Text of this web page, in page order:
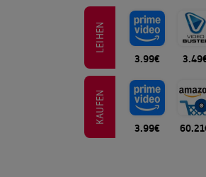
LEIHEN
3.99€
KAUFEN
3.99€